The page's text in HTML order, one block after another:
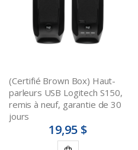
(Certifié Brown Box) Haut-
parleurs USB Logitech S150,
remis à neuf, garantie de 30
jours
19,95 $